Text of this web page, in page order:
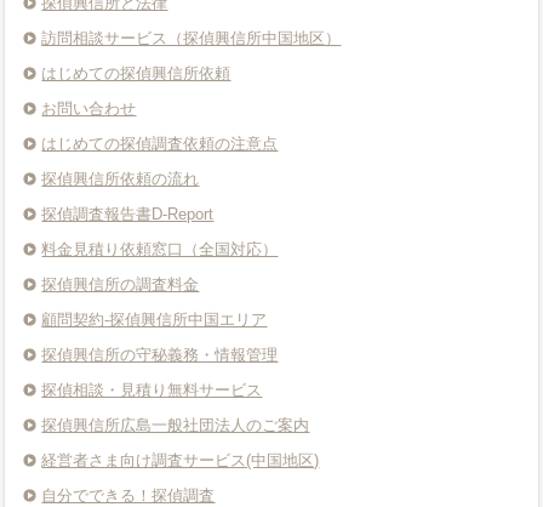
訪問相談サービス（探偵興信所中国地区）
はじめての探偵興信所依頼
お問い合わせ
はじめての探偵調査依頼の注意点
探偵興信所依頼の流れ
探偵調査報告書D-Report
料金見積り依頼窓口（全国対応）
探偵興信所の調査料金
顧問契約-探偵興信所中国エリア
探偵興信所の守秘義務・情報管理
探偵相談・見積り無料サービス
探偵興信所広島一般社団法人のご案内
経営者さま向け調査サービス(中国地区)
自分でできる！探偵調査